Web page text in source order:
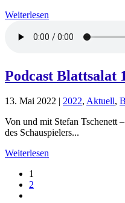
Weiterlesen
Podcast Blattsalat
13. Mai 2022 2022, Aktuell,
Von und mit Stefan Tschenett
des Schauspielers...
Weiterlesen
1
2